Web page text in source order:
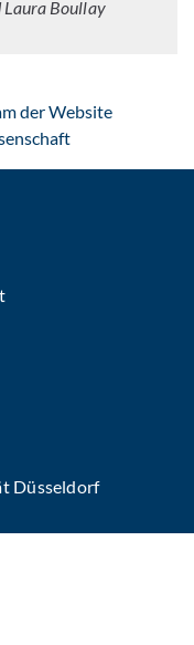
Laura Boullay
der Website
: Per E-Mail
Düsseldorf